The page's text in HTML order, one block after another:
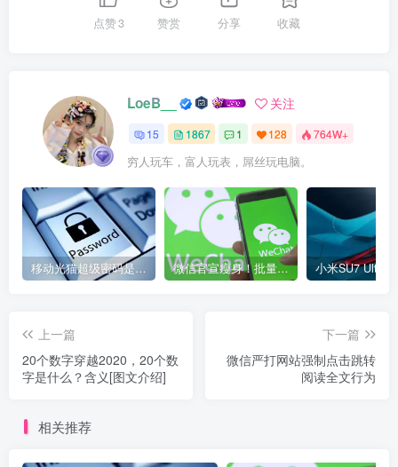
点赞3 赞赏 分享 收藏
LoeB__ 关注
15 1867 1 128 764W+
穷人玩车，富人玩表，屌丝玩电脑。
移动光猫超级密码是多少？移动光猫超级管理员后台账号与密码 微信官宣瘦身！批量清理原图新功能来了 安卓、iOS均可使用
上一篇
20个数字穿越2020，20个数
字是什么？含义[图文介绍]
下一篇
微信严打网站强制点击跳转
阅读全文行为
相关推荐